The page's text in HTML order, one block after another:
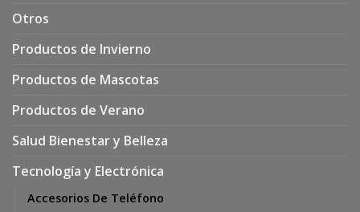
Otros
Productos de Invierno
Productos de Mascotas
Productos de Verano
Salud Bienestar y Belleza
Tecnología y Electrónica
Accesorios De Teléfono